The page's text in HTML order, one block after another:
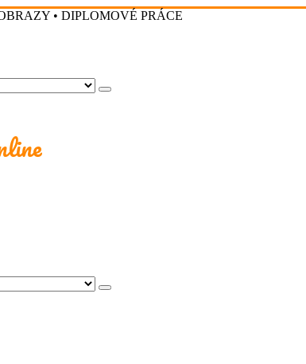
• DIPLOMOVÉ PRÁCE